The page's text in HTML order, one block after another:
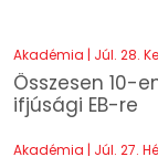
Akadémia | Júl. 28.
Összesen 10-
ifjúsági EB-re
Akadémia | Júl. 27.